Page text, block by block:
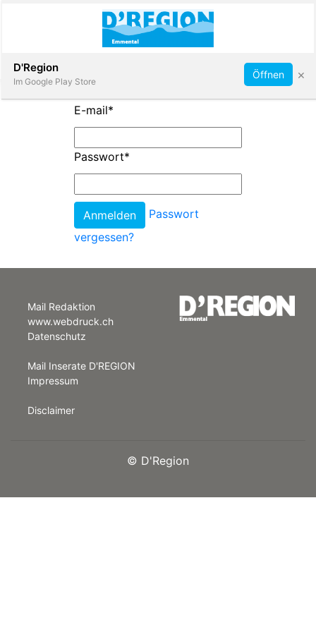
App
Abonnieren
E-mail*
Passwort*
Passwort
vergessen?
Mail Redaktion
www.webdruck.ch
Datenschutz
Mail Inserate D'REGION
Impressum
Disclaimer
© D'Region
D'Region
Im Google Play Store
Öffnen ×